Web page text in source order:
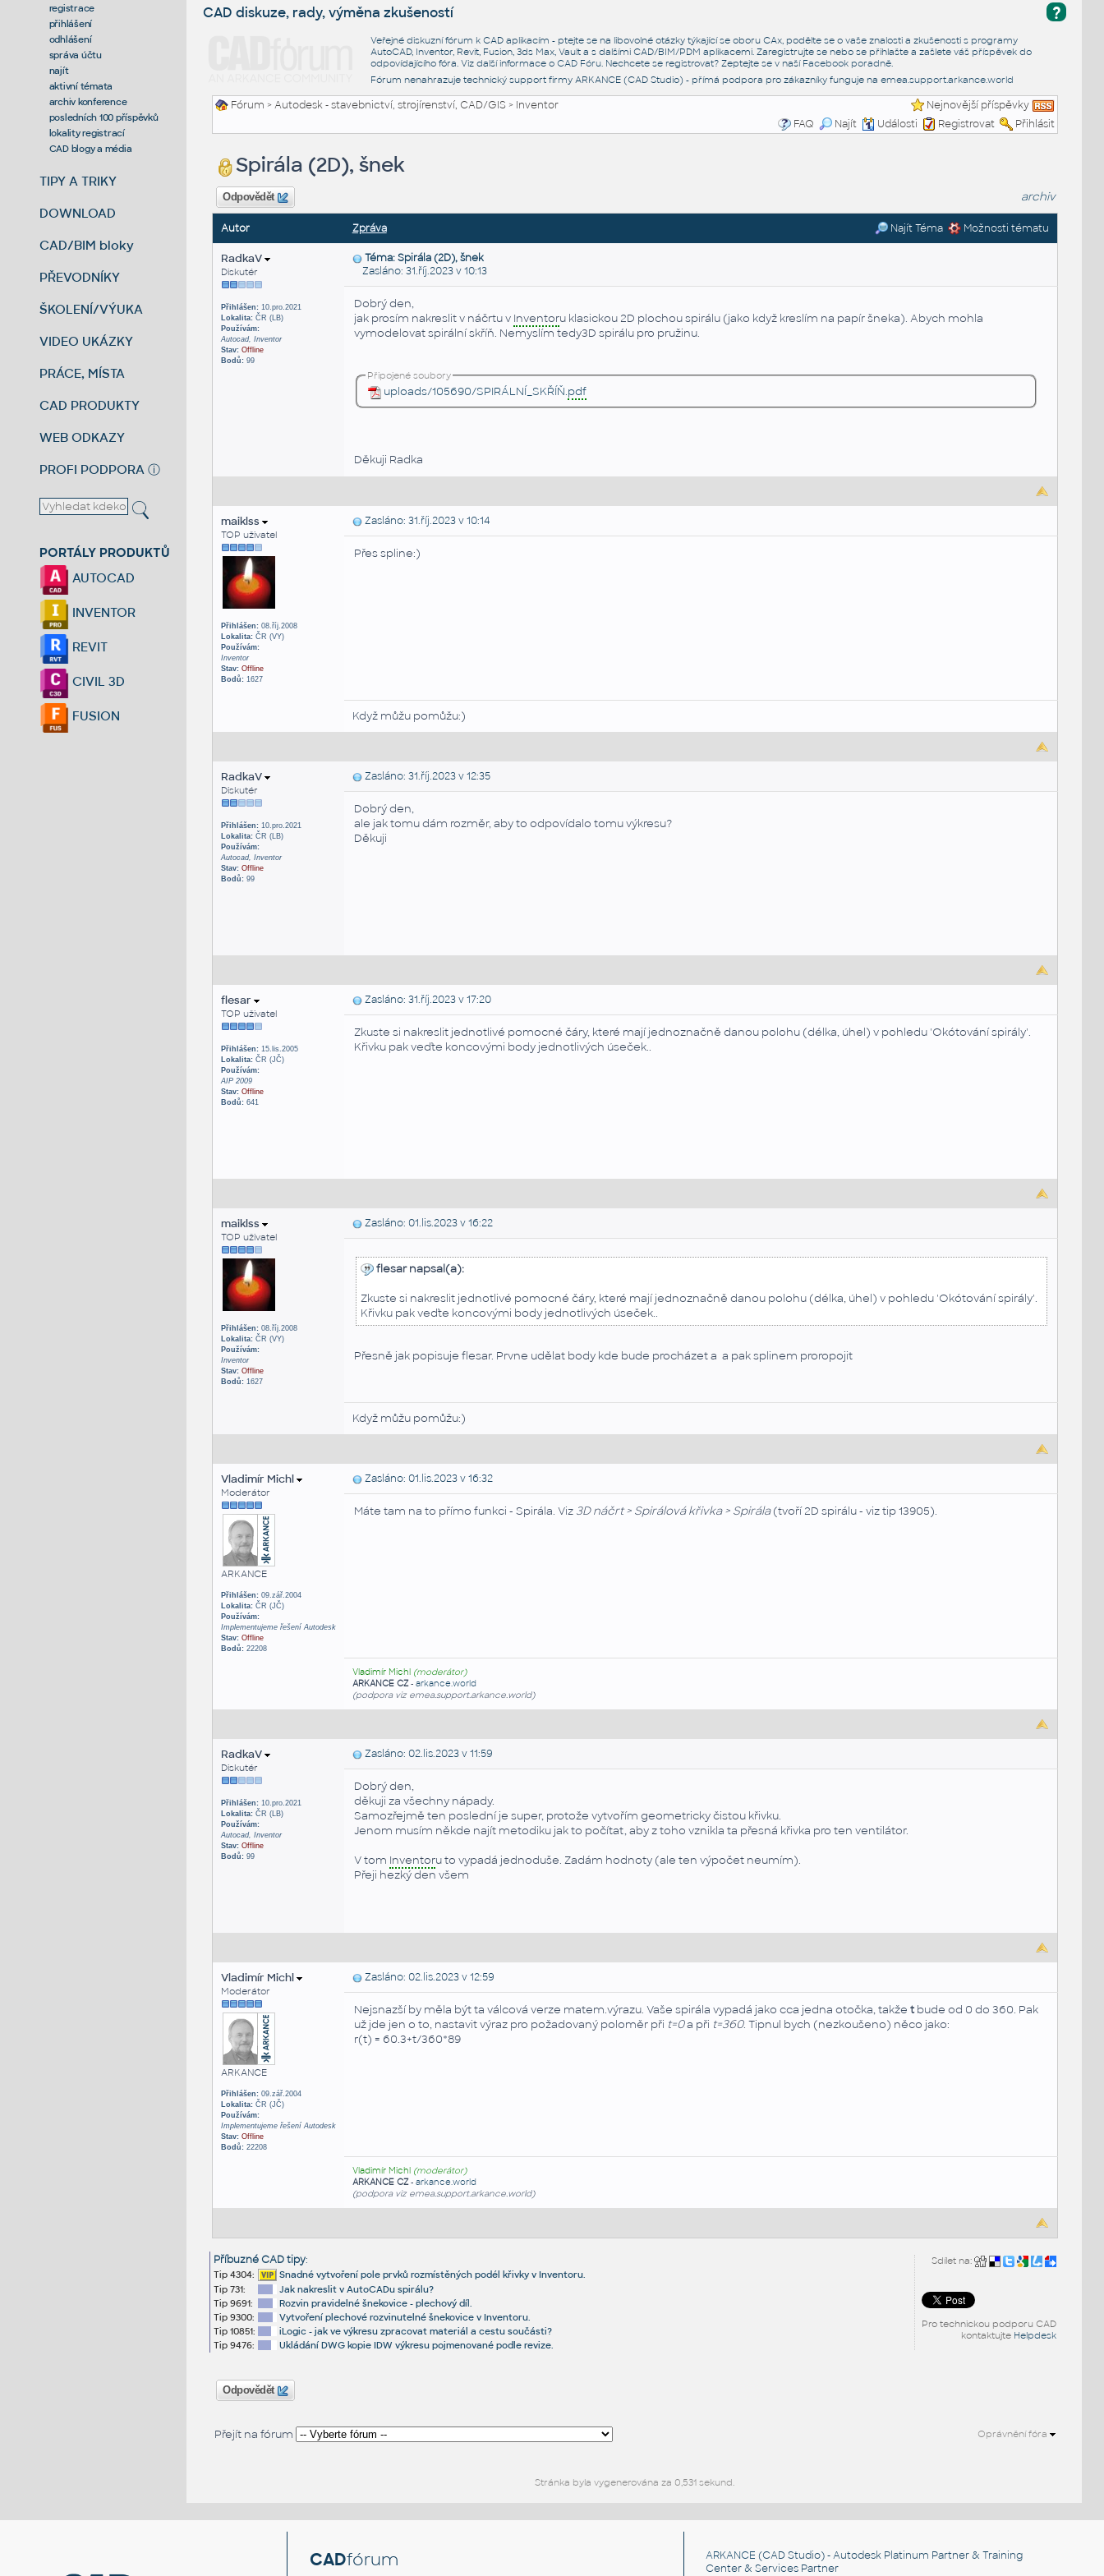
registrace
přihlášení
odhlášení
správa účtu
najít
aktivní témata
archiv konference
posledních 100 příspěvků
lokality registrací
CAD blogy a média
TIPY A TRIKY
DOWNLOAD
CAD/BIM bloky
PŘEVODNÍKY
ŠKOLENÍ/VÝUKA
VIDEO UKÁZKY
PRÁCE, MÍSTA
CAD PRODUKTY
WEB ODKAZY
PROFI PODPORA ⓘ
PORTÁLY PRODUKTŮ
AUTOCAD
INVENTOR
REVIT
CIVIL 3D
FUSION
?
CAD diskuze, rady, výměna zkušeností
Veřejné diskuzní fórum k CAD aplikacím - ptejte se na libovolné otázky týkající se oboru CAx, podělte se o vaše znalosti a zkušenosti s programy
AutoCAD, Inventor, Revit, Fusion, 3ds Max, Vault a s dalšími CAD/BIM/PDM aplikacemi. Zaregistrujte se nebo se přihlašte a zašlete váš příspěvek do
odpovídajícího fóra. Viz další informace o CAD Fóru. Nechcete se registrovat? Zeptejte se v naší Facebook poradně.
Fórum nenahrazuje technický support firmy ARKANCE (CAD Studio) - přímá podpora pro zákazníky funguje na emea.support.arkance.world
Fórum >Autodesk - stavebnictví, strojírenství, CAD/GIS> Inventor
Nejnovější příspěvky
FAQ
Najít Události Registrovat Přihlásit
Spirála (2D), šnek
Odpovědět archiv
Autor Zpráva Najít Téma Možnosti tématu
RadkaV
Diskutér
Přihlášen:10.pro.2021
Lokalita:ČR (LB)
Používám:
Autocad, Inventor
Stav: Offline
Bodů:99
Téma: Spirála (2D), šnek
Zasláno: 31.říj.2023 v 10:13
Dobrý den,
jak prosím nakreslit v náčrtu v Inventoru klasickou 2D plochou spirálu (jako když kreslím na papír šneka). Abych mohla
vymodelovat spirální skříň. Nemyslím tedy3D spirálu pro pružinu.
Připojené soubory
uploads/105690/SPIRÁLNÍ_SKŘÍŇ.pdf
Děkuji Radka
maiklss
TOP uživatel
Přihlášen:08.říj.2008
Lokalita:ČR (VY)
Používám:
Inventor
Stav: Offline
Bodů:1627
Zasláno: 31.říj.2023 v 10:14
Přes spline:)
Když můžu pomůžu:)
RadkaV
Diskutér
Přihlášen:10.pro.2021
Lokalita:ČR (LB)
Používám:
Autocad, Inventor
Stav: Offline
Bodů:99
Zasláno: 31.říj.2023 v 12:35
Dobrý den,
ale jak tomu dám rozměr, aby to odpovídalo tomu výkresu?
Děkuji
flesar
TOP uživatel
Přihlášen:15.lis.2005
Lokalita:ČR (JČ)
Používám:
AIP 2009
Stav: Offline
Bodů:641
Zasláno: 31.říj.2023 v 17:20
Zkuste si nakreslit jednotlivé pomocné čáry, které mají jednoznačně danou polohu (délka, úhel) v pohledu 'Okótování spirály'.
Křivku pak veďte koncovými body jednotlivých úseček..
maiklss
TOP uživatel
Přihlášen:08.říj.2008
Lokalita:ČR (VY)
Používám:
Inventor
Stav: Offline
Bodů:1627
Zasláno: 01.lis.2023 v 16:22
flesar napsal(a):
Zkuste si nakreslit jednotlivé pomocné čáry, které mají jednoznačně danou polohu (délka, úhel) v pohledu 'Okótování spirály'.
Křivku pak veďte koncovými body jednotlivých úseček..
Přesně jak popisuje flesar. Prvne udělat body kde bude procházet a a pak splinem proropojit
Když můžu pomůžu:)
Vladimír Michl
Moderátor
ARKANCE
Přihlášen:09.zář.2004
Lokalita:ČR (JČ)
Používám:
Implementujeme řešení Autodesk
Stav: Offline
Bodů:22208
Zasláno: 01.lis.2023 v 16:32
Máte tam na to přímo funkci - Spirála. Viz 3D náčrt > Spirálová křivka > Spirála(tvoří 2D spirálu - viz tip 13905).
Vladimír Michl (moderátor)
ARKANCE CZ- arkance.world
(podpora viz emea.support.arkance.world)
RadkaV
Diskutér
Přihlášen:10.pro.2021
Lokalita:ČR (LB)
Používám:
Autocad, Inventor
Stav: Offline
Bodů:99
Zasláno: 02.lis.2023 v 11:59
Dobrý den,
děkuji za všechny nápady.
Samozřejmě ten poslední je super, protože vytvořím geometricky čistou křivku.
Jenom musím někde najít metodiku jak to počítat, aby z toho vznikla ta přesná křivka pro ten ventilátor.
V tom Inventoru to vypadá jednoduše. Zadám hodnoty (ale ten výpočet neumím).
Přeji hezký den všem
Vladimír Michl
Moderátor
ARKANCE
Přihlášen:09.zář.2004
Lokalita:ČR (JČ)
Používám:
Implementujeme řešení Autodesk
Stav: Offline
Bodů:22208
Zasláno: 02.lis.2023 v 12:59
Nejsnazší by měla být ta válcová verze matem.výrazu. Vaše spirála vypadá jako cca jedna otočka, takže tbude od 0 do 360. Pak
už jde jen o to, nastavit výraz pro požadovaný poloměr při t=0a při t=360. Tipnul bych (nezkoušeno) něco jako:
r(t) = 60.3+t/360*89
Vladimír Michl (moderátor)
ARKANCE CZ- arkance.world
(podpora viz emea.support.arkance.world)
Sdílet na:
Pro technickou podporu CAD
kontaktujte Helpdesk
Příbuzné CAD tipy:
Tip 4304:
Snadné vytvoření pole prvků rozmístěných podél křivky v Inventoru.
Tip 731:
Jak nakreslit v AutoCADu spirálu?
Tip 9691:
Rozvin pravidelné šnekovice - plechový díl.
Tip 9300:
Vytvoření plechové rozvinutelné šnekovice v Inventoru.
Tip 10851:
iLogic - jak ve výkresu zpracovat materiál a cestu součásti?
Tip 9476:
Ukládání DWG kopie IDW výkresu pojmenované podle revize.
Odpovědět
Přejít na fórum Oprávnění fóra
Stránka byla vygenerována za 0,531 sekund.
CADfórum ARKANCE (CAD Studio) - Autodesk Platinum Partner & Training
Center & Services Partner